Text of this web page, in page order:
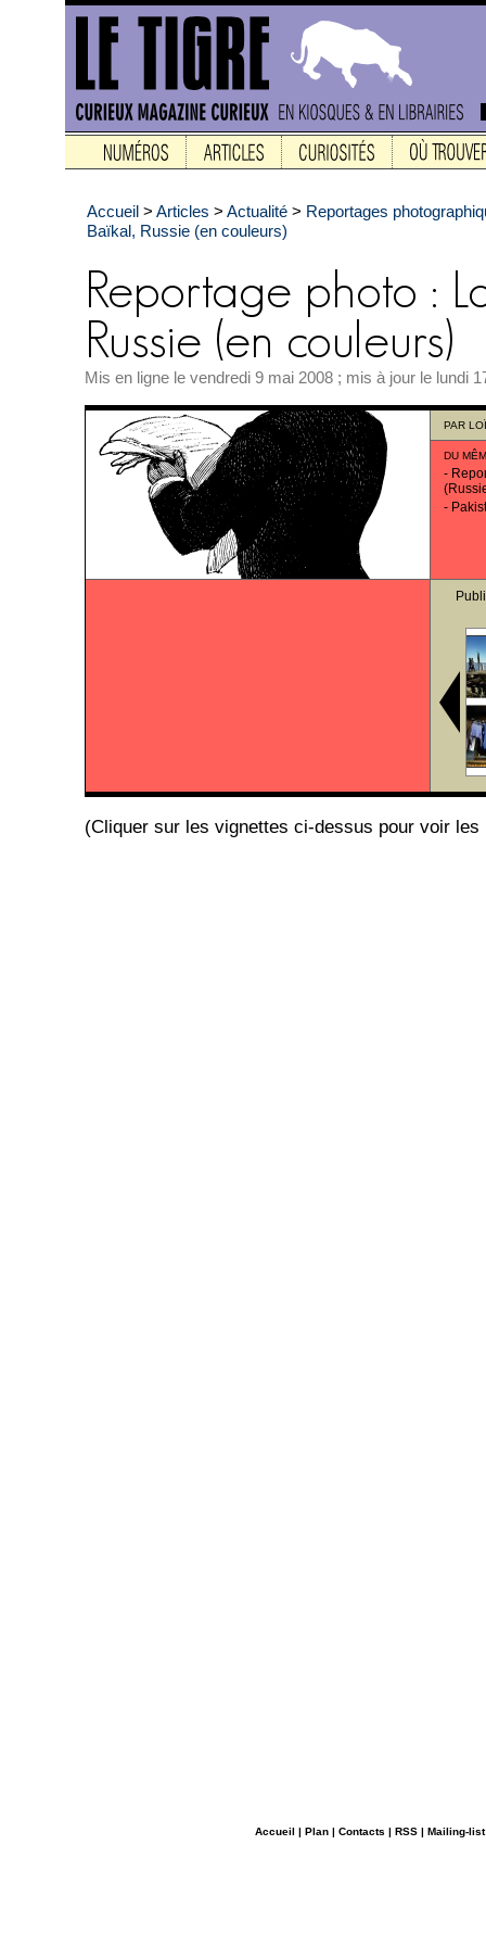
Accueil > Articles > Actualité > Reportages
Baïkal, Russie (en couleurs)
Mis en ligne le vendredi 9 mai 2008 ; mis à jour le lundi
PAR
DU
-
-
(Cliquer sur les vignettes ci-dessus pour voir les
Accueil | Plan | Contacts | RSS | Mailing-list